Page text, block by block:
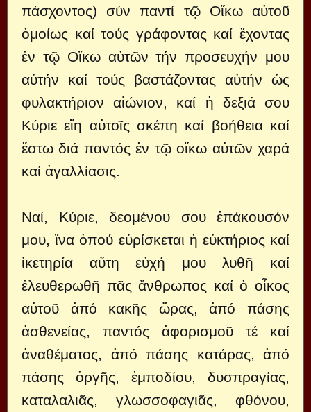
πάσχοντος) σύν παντί τῷ Οἴκω αὐτοῦ
ὁμοίως καί τούς γράφοντας καί ἔχοντας
ἐν τῷ Οἴκω αὐτῶν τήν προσευχήν μου
αὐτήν καί τούς βαστάζοντας αὐτήν ὡς
φυλακτήριον αἰώνιον, καί ἡ δεξιά σου
Κύριε εἴη αὐτοῖς σκέπη καί βοήθεια καί
ἔστω διά παντός ἐν τῷ οἴκω αὐτῶν χαρά
καί ἀγαλλίασις.
Ναί, Κύριε, δεομένου σου ἐπάκουσόν
μου, ἴνα ὁπού εὑρίσκεται ἡ εὐκτήριος καί
ἰκετηρία αὔτη εὐχή μου λυθῆ καί
ἐλευθερωθῆ πᾶς ἄνθρωπος καί ὁ οἶκος
αὐτοῦ ἀπό κακῆς ὥρας, ἀπό πάσης
ἀσθενείας, παντός ἀφορισμοῦ τέ καί
ἀναθέματος, ἀπό πάσης κατάρας, ἀπό
πάσης ὀργῆς, ἐμποδίου, δυσπραγίας,
καταλαλιᾶς, γλωσσοφαγιᾶς, φθόνου,